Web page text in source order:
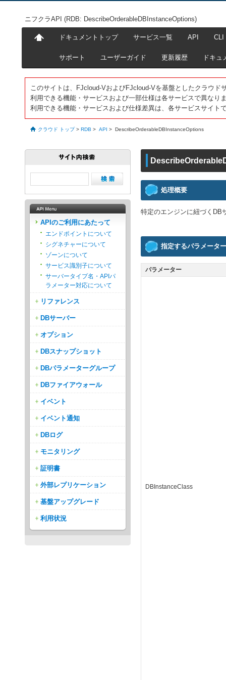
ニフクラAPI (RDB: DescribeOrderableDBInstanceOptions)
ドキュメントトップ サービス一覧 API CLI
サポート ユーザーガイド 更新履歴 ドキュ
このサイトは、FJcloud-VおよびFJcloud-Vを基盤としたクラウド
利用できる機能・サービスおよび一部仕様は各サービスで異なり
利用できる機能・サービスおよび仕様差異は、各サービスサイト
クラウド トップ > RDB > API > DescribeOrderableDBInstanceOptions
処理概要
特定のエンジンに紐づくDB
指定するパラメーター
パラメーター
DBInstanceClass
APIのご利用にあたって
エンドポイントについて
シグネチャーについて
ゾーンについて
サービス識別子について
サーバータイプ名・APIパ
ラメーター対応について
リファレンス
DBサーバー
オプション
DBスナップショット
DBパラメーターグループ
DBファイアウォール
イベント
イベント通知
DBログ
モニタリング
証明書
外部レプリケーション
基盤アップグレード
利用状況